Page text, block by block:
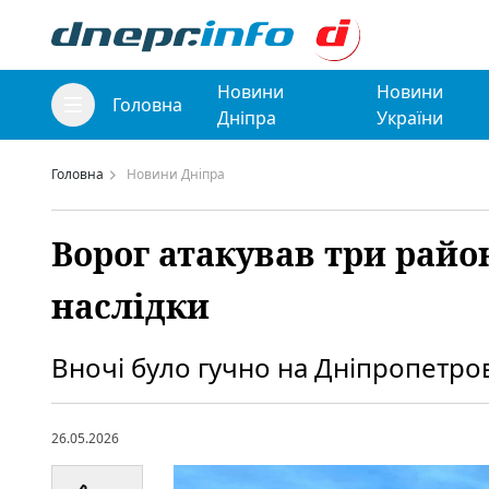
Головна
Новини
Дніпра
Новини
України
Головна Новини Дніпра
Ворог атакував три
наслідки
Вночі було гучно на
26.05.2026